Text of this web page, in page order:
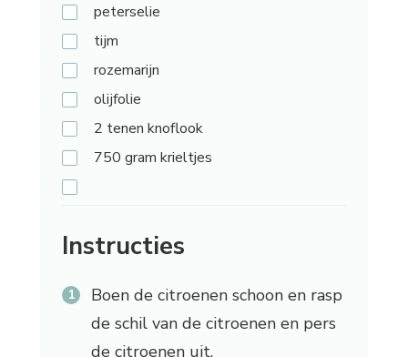
peterselie
tijm
rozemarijn
olijfolie
2 tenen knoflook
750 gram krieltjes
Instructies
Boen de citroenen schoon en rasp
de schil van de citroenen en pers
de citroenen uit.